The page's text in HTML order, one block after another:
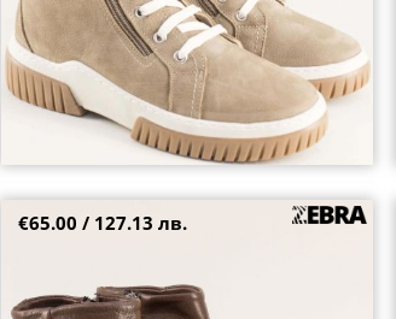
Елегантни дамски боти естествена кожа в
36 38
€65.00 / 127.13 лв.